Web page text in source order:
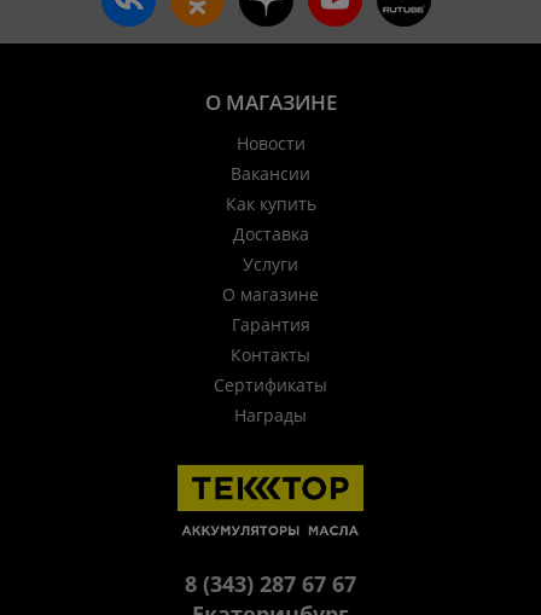
О МАГАЗИНЕ
Новости
Вакансии
Как купить
Доставка
Услуги
О магазине
Гарантия
Контакты
Сертификаты
Награды
8 (343) 287 67 67